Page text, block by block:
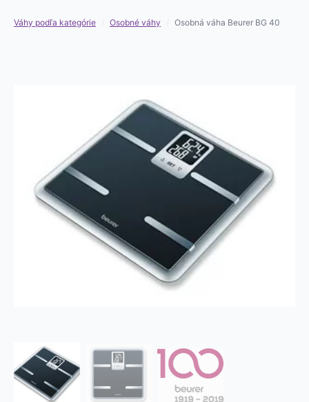
Váhy podľa kategórie Osobné váhy Osobná váha Beurer BG 40